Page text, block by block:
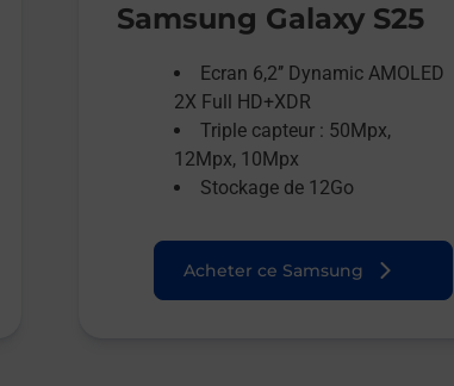
Samsung Galaxy S25
Ecran 6,2’’ Dynamic AMOLED
2X Full HD+XDR
Triple capteur : 50Mpx,
12Mpx, 10Mpx
Stockage de 12Go
Acheter ce Samsung